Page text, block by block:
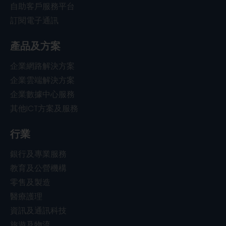
自助客戶服務平台
訂閱電子通訊
產品及方案
企業網路解決方案
企業雲端解決方案
企業數據中心服務
其他ICT方案及服務
行業
銀行及專業服務
教育及公營機構
零售及製造
醫療護理
資訊及通訊科技